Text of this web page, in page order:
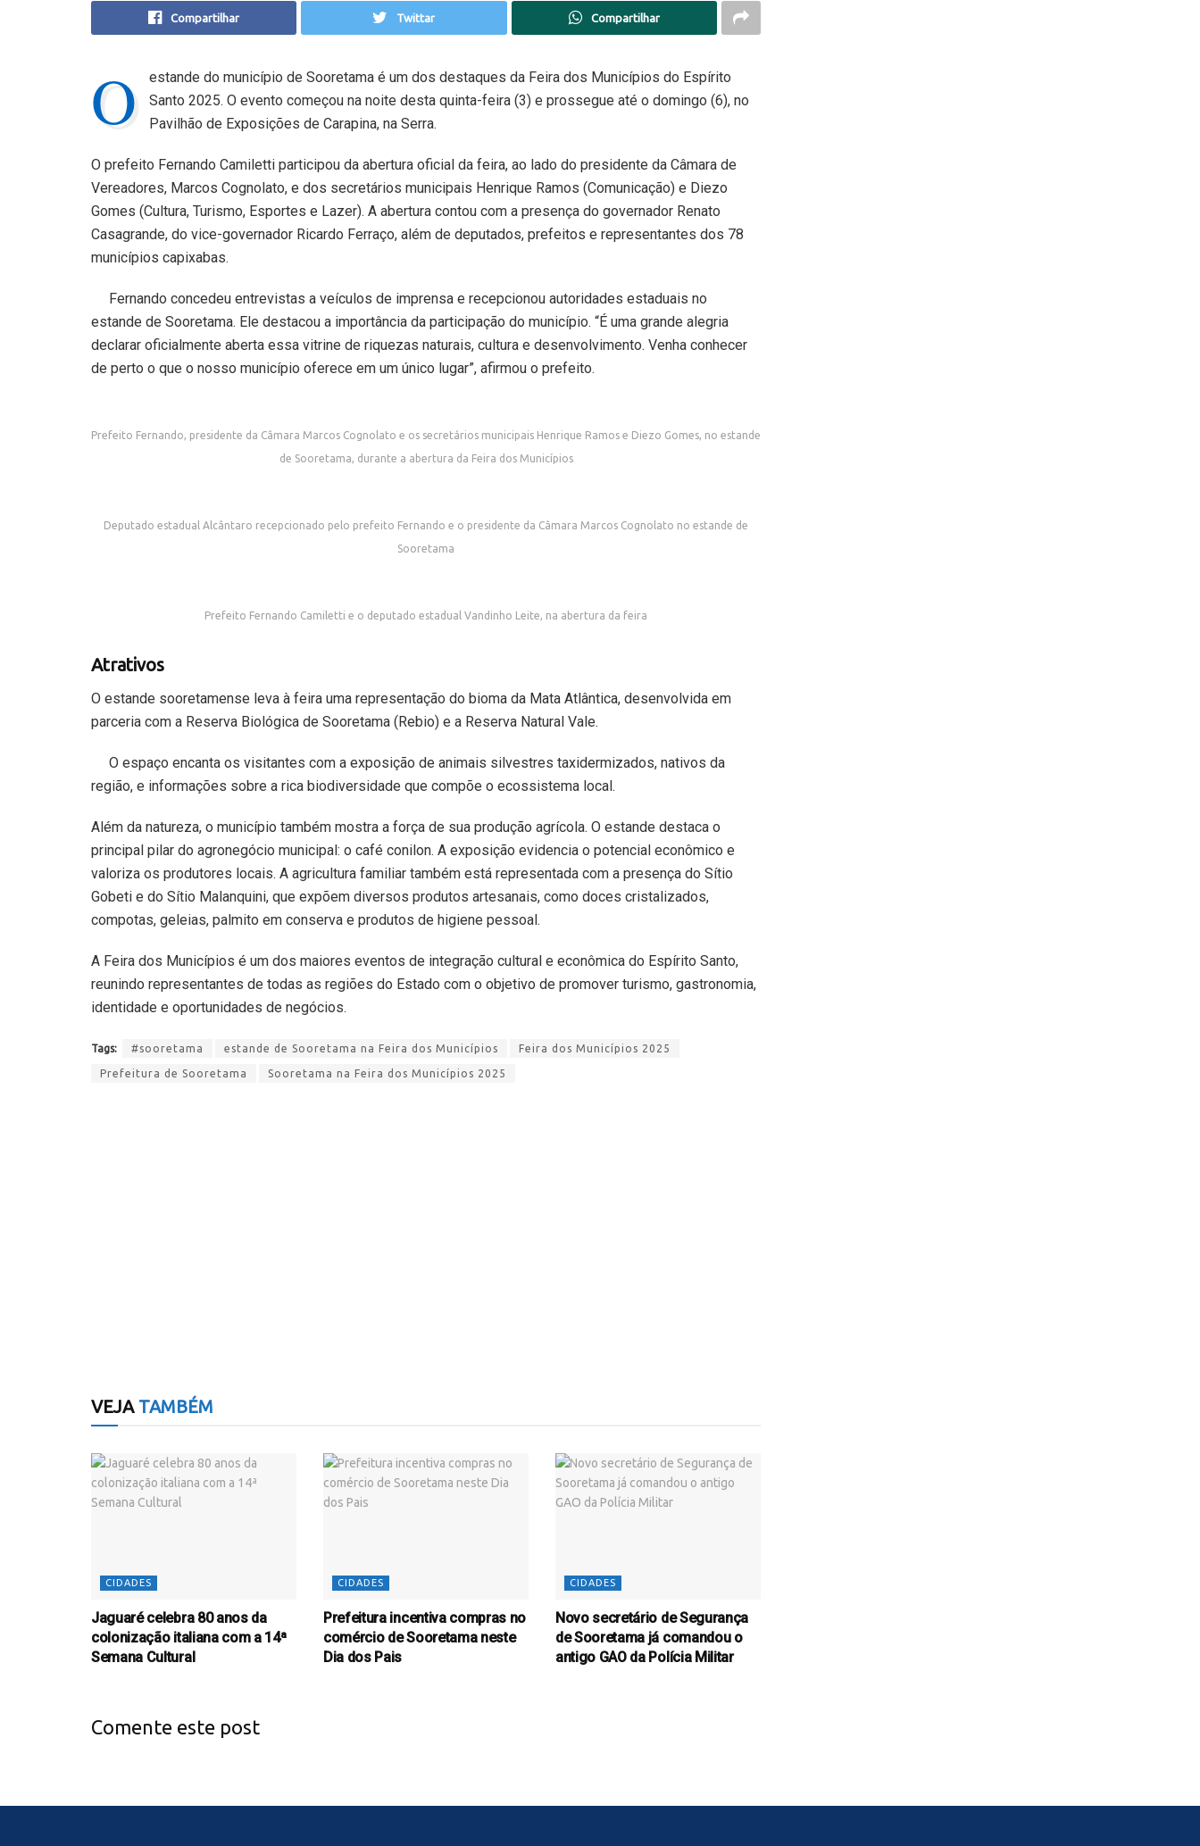
Compartilhar Twittar Compartilhar
O
estande do município de Sooretama é um dos destaques da Feira dos Municípios do Espírito
Santo 2025. O evento começou na noite desta quinta-feira (3) e prossegue até o domingo (6), no
Pavilhão de Exposições de Carapina, na Serra.
O prefeito Fernando Camiletti participou da abertura oficial da feira, ao lado do presidente da Câmara de
Vereadores, Marcos Cognolato, e dos secretários municipais Henrique Ramos (Comunicação) e Diezo
Gomes (Cultura, Turismo, Esportes e Lazer). A abertura contou com a presença do governador Renato
Casagrande, do vice-governador Ricardo Ferraço, além de deputados, prefeitos e representantes dos 78
municípios capixabas.
Fernando concedeu entrevistas a veículos de imprensa e recepcionou autoridades estaduais no
estande de Sooretama. Ele destacou a importância da participação do município. “É uma grande alegria
declarar oficialmente aberta essa vitrine de riquezas naturais, cultura e desenvolvimento. Venha conhecer
de perto o que o nosso município oferece em um único lugar”, afirmou o prefeito.
Prefeito Fernando, presidente da Câmara Marcos Cognolato e os secretários municipais Henrique Ramos e Diezo Gomes, no estande
de Sooretama, durante a abertura da Feira dos Municípios
Deputado estadual Alcântaro recepcionado pelo prefeito Fernando e o presidente da Câmara Marcos Cognolato no estande de
Sooretama
Prefeito Fernando Camiletti e o deputado estadual Vandinho Leite, na abertura da feira
Atrativos
O estande sooretamense leva à feira uma representação do bioma da Mata Atlântica, desenvolvida em
parceria com a Reserva Biológica de Sooretama (Rebio) e a Reserva Natural Vale.
O espaço encanta os visitantes com a exposição de animais silvestres taxidermizados, nativos da
região, e informações sobre a rica biodiversidade que compõe o ecossistema local.
Além da natureza, o município também mostra a força de sua produção agrícola. O estande destaca o
principal pilar do agronegócio municipal: o café conilon. A exposição evidencia o potencial econômico e
valoriza os produtores locais. A agricultura familiar também está representada com a presença do Sítio
Gobeti e do Sítio Malanquini, que expõem diversos produtos artesanais, como doces cristalizados,
compotas, geleias, palmito em conserva e produtos de higiene pessoal.
A Feira dos Municípios é um dos maiores eventos de integração cultural e econômica do Espírito Santo,
reunindo representantes de todas as regiões do Estado com o objetivo de promover turismo, gastronomia,
identidade e oportunidades de negócios.
Tags: #sooretama estande de Sooretama na Feira dos Municípios Feira dos Municípios 2025
Prefeitura de Sooretama Sooretama na Feira dos Municípios 2025
VEJATAMBÉM
CIDADES
Jaguaré celebra 80 anos da
colonização italiana com a 14ª
Semana Cultural
CIDADES
Prefeitura incentiva compras no
comércio de Sooretama neste
Dia dos Pais
CIDADES
Novo secretário de Segurança
de Sooretama já comandou o
antigo GAO da Polícia Militar
Comente este post